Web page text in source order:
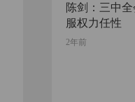
陈剑：三中
服权力任性
2年前